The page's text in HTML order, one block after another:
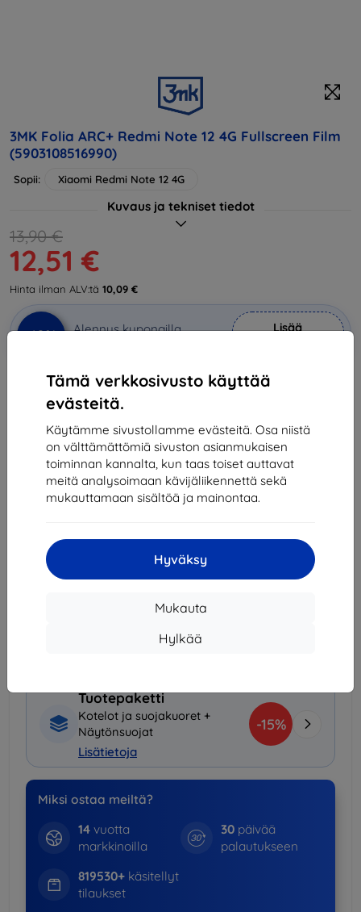
Tämä verkkosivusto käyttää
evästeitä.
Käytämme sivustollamme evästeitä. Osa niistä
on välttämättömiä sivuston asianmukaisen
toiminnan kannalta, kun taas toiset auttavat
meitä analysoimaan kävijäliikennettä sekä
mukauttamaan sisältöä ja mainontaa.
Hyväksy
Mukauta
Hylkää
3MK Folia ARC+ Redmi Note 12 4G Fullscreen Film
(5903108516990)
Sopii: Xiaomi Redmi Note 12 4G
Kuvaus ja tekniset tiedot
13,90 €
12,51 €
Hinta ilman ALV:tä 10,09 €
-10%
Alennus kupongilla
Lisää
Varastossa 3 kpl
- +
Lisää ostoskoriin
2kpl
12,51 €/kpl
3kpl+
15% 11,82 €/kpl
7,90 € (Ilmainen alkaen 200,00
Tuotepaketti
Kotelot ja suojakuoret +
Näytönsuojat
Lisätietoja
-15%
Miksi ostaa meiltä?
14vuotta
markkinoilla
30 päivää
palautukseen
819530+käsitellyt
tilaukset